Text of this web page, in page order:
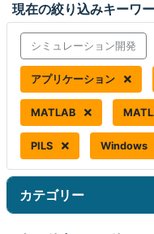
現在の絞り込みキーワ
シミュレーション開発
アプリケーション
MATLAB
PILS Windows
カテゴリー